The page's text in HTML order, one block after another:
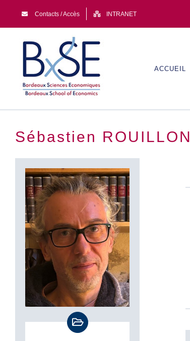
contenu
Contacts / Accès INTRANET
ACCUEIL
Sébastien ROUILLON